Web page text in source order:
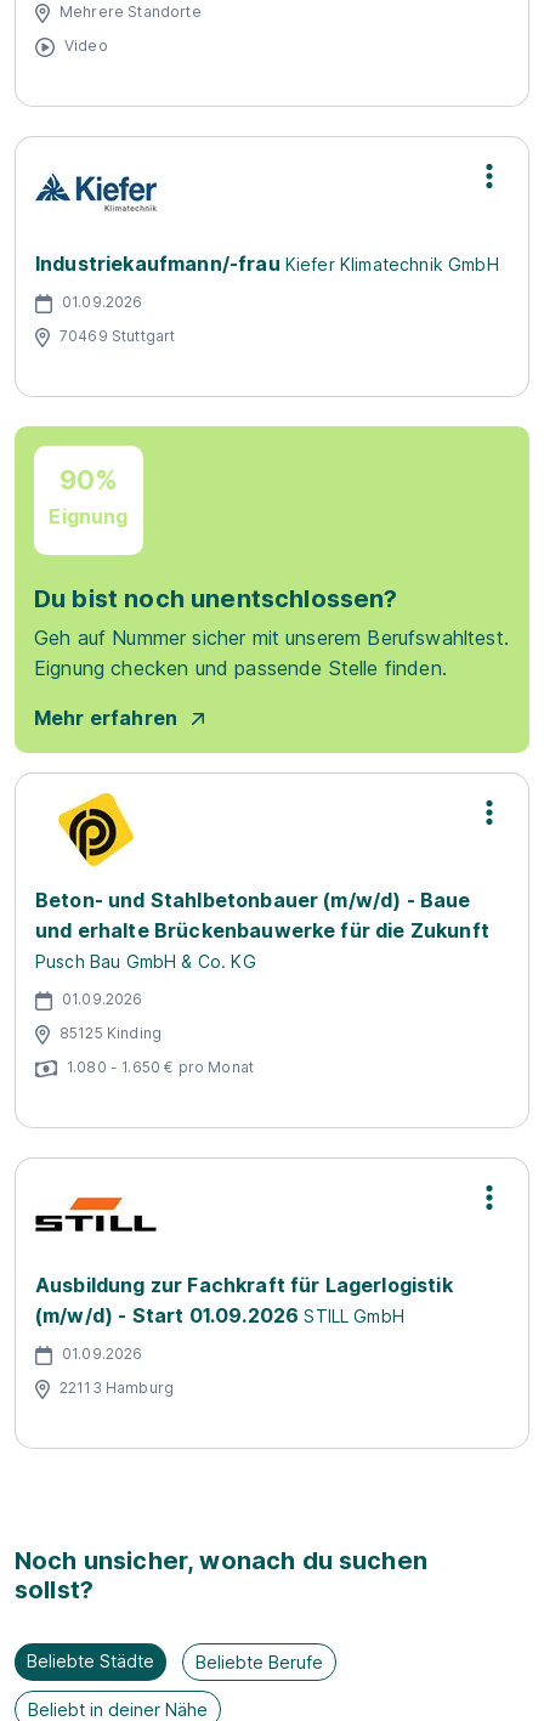
Mehrere Standorte
Video
Industriekaufmann/-frau Kiefer Klimatechnik GmbH
01.09.2026
70469 Stuttgart
90%
Eignung
Du bist noch unentschlossen?
Geh auf Nummer sicher mit unserem Berufswahltest.
Eignung checken und passende Stelle finden.
Mehr erfahren
Beton- und Stahlbetonbauer (m/w/d) - Baue
und erhalte Brückenbauwerke für die Zukunft
Pusch Bau GmbH & Co. KG
01.09.2026
85125 Kinding
1.080 - 1.650 € pro Monat
Ausbildung zur Fachkraft für Lagerlogistik
(m/w/d) - Start 01.09.2026 STILL GmbH
01.09.2026
22113 Hamburg
Noch unsicher, wonach du suchen
sollst?
Beliebte Städte Beliebte Berufe
Beliebt in deiner Nähe